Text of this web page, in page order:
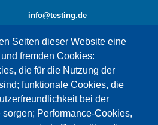
Seiten dieser Website eine
fremden Cookies:
die für die Nutzung der
funktionale Cookies, die
bei der
Performance-Cookies,
info@testing.de